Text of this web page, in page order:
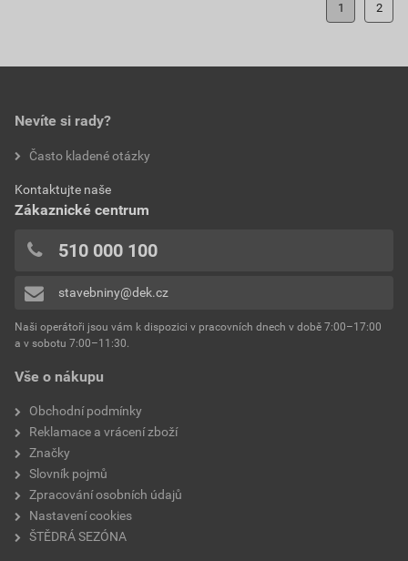
1 2
Vše o nákupu
Obchodní podmínky
Reklamace a vrácení zboží
Značky
Slovník pojmů
Zpracování osobních údajů
Nastavení cookies
ŠTĚDRÁ SEZÓNA
Nevíte si rady?
Často kladené otázky
Kontaktujte naše
Zákaznické centrum
510 000 100
stavebniny@dek.cz
Naši operátoři jsou vám k dispozici v pracovních dnech v době 7:00–17:00
a v sobotu 7:00–11:30.